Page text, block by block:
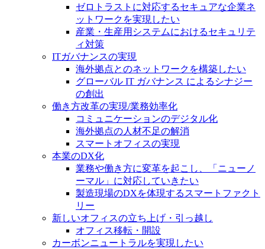
ゼロトラストに対応するセキュアな企業ネ
ットワークを実現したい
産業・生産用システムにおけるセキュリテ
ィ対策
ITガバナンスの実現
海外拠点とのネットワークを構築したい
グローバル IT ガバナンス によるシナジー
の創出
働き方改革の実現/業務効率化
コミュニケーションのデジタル化
海外拠点の人材不足の解消
スマートオフィスの実現
本業のDX化
業務や働き方に変革を起こし、「ニューノ
ーマル」に対応していきたい
製造現場のDXを体現するスマートファクト
リー
新しいオフィスの立ち上げ・引っ越し
オフィス移転・開設
カーボンニュートラルを実現したい